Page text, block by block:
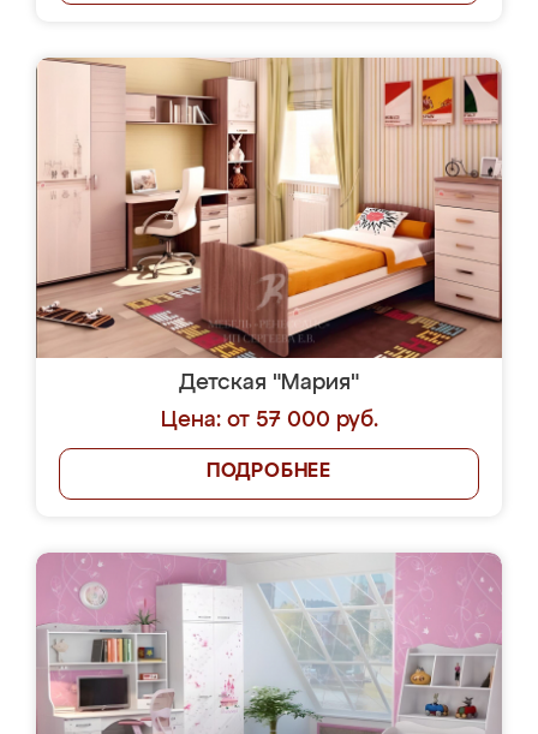
Детская "Мария"
Цена: от 57 000 руб.
ПОДРОБНЕЕ